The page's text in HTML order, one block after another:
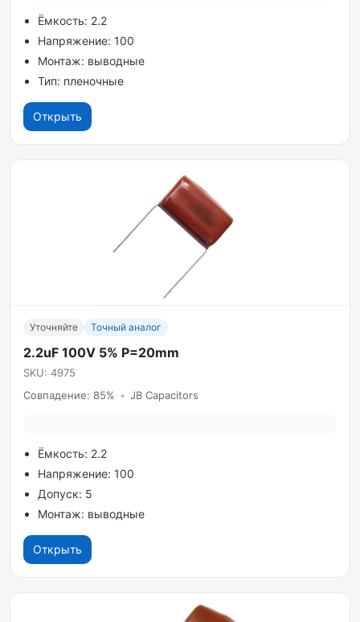
Ёмкость: 2.2
Напряжение: 100
Монтаж: выводные
Тип: пленочные
Открыть
Уточняйте Точный аналог
2.2uF 100V 5% P=20mm
SKU: 4975
Совпадение: 85% • JB Capacitors
Ёмкость: 2.2
Напряжение: 100
Допуск: 5
Монтаж: выводные
Открыть